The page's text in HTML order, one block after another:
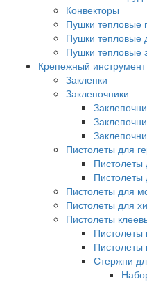
Конвекторы
Пушки тепловые
Пушки тепловые
Пушки тепловые
Крепежный инструмент
Заклепки
Заклепочники
Пистолеты для
Пистолеты
Пистолеты
Пистолеты для
Пистолеты для
Пистолеты
Пистолеты
Пистолеты
Стержни